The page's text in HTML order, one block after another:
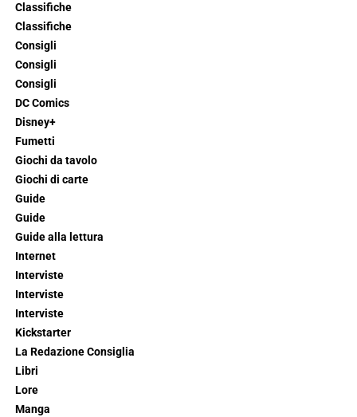
Classifiche
Classifiche
Consigli
Consigli
Consigli
DC Comics
Disney+
Fumetti
Giochi da tavolo
Giochi di carte
Guide
Guide
Guide alla lettura
Internet
Interviste
Interviste
Interviste
Kickstarter
La Redazione Consiglia
Libri
Lore
Manga